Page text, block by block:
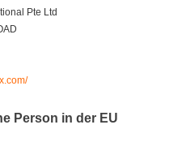
Pte Ltd
Person in der EU